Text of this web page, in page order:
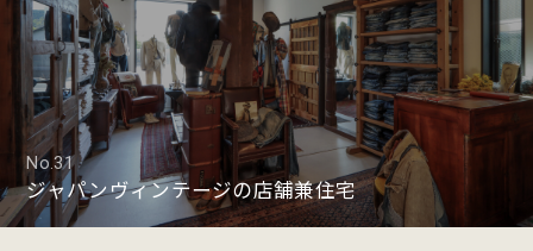
No.31
ジャパンヴィンテージの店舗兼住宅